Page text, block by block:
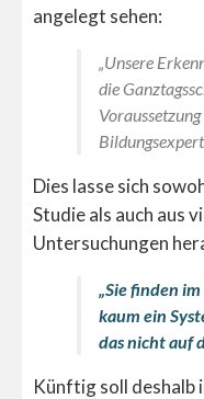
angelegt sehen:
„Unsere
die
Voraussetzung
Dies lasse sich
Studie als auch aus
Untersuchungen
„Sie finden
kaum ein
das nicht auf
Künftig soll deshalb